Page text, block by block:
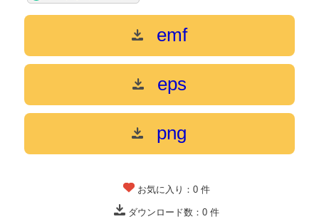
emf
eps
png
お気に入り：0 件
ダウンロード数：0 件